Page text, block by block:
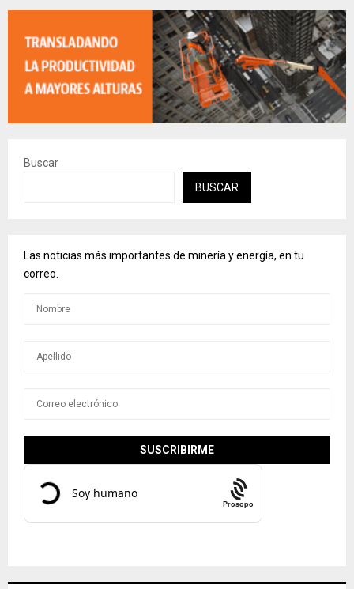
Buscar
BUSCAR
Las noticias más importantes de minería y energía, en tu
correo.
Prosopo